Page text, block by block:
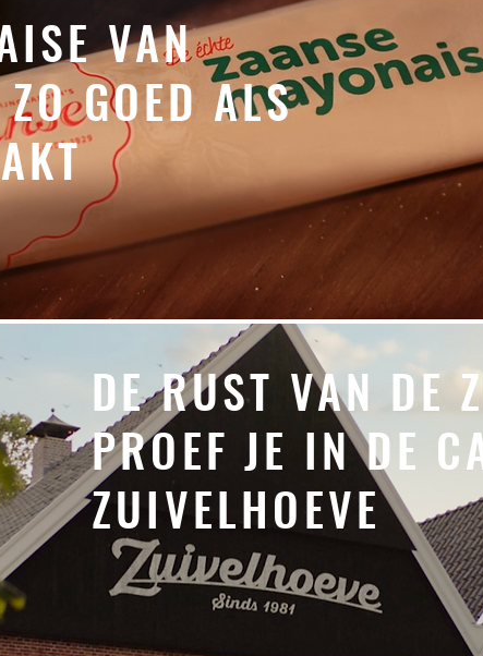
DE ZUIVELHOEVE
VOOR ZUIVELHOEVE.
DE RUST VAN DE
PROEF JE IN DE
ZUIVELHOEVE
VAN
GOED ALS